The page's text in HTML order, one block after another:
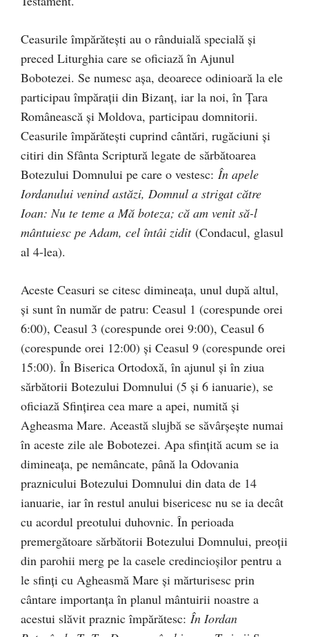
Ceasurile împărăteşti au o rânduială specială şi
preced Liturghia care se oficiază în Ajunul
Bobotezei. Se numesc aşa, deoarece odinioară la ele
participau împăraţii din Bizanţ, iar la noi, în Ţara
Românească şi Moldova, participau domnitorii.
Ceasurile împărăteşti cuprind cântări, rugăciuni și
citiri din Sfânta Scriptură legate de sărbătoarea
Botezului Domnului pe care o vestesc: În apele
Iordanului venind astăzi, Domnul a strigat către
Ioan: Nu te teme a Mă boteza; că am venit să-l
mântuiesc pe Adam, cel întâi zidit (Condacul, glasul
al 4-lea).
Aceste Ceasuri se citesc dimineaţa, unul după altul,
şi sunt în număr de patru: Ceasul 1 (corespunde orei
6:00), Ceasul 3 (corespunde orei 9:00), Ceasul 6
(corespunde orei 12:00) şi Ceasul 9 (corespunde orei
15:00). În Biserica Ortodoxă, în ajunul şi în ziua
sărbătorii Botezului Domnului (5 şi 6 ianuarie), se
oficiază Sfinţirea cea mare a apei, numită şi
Agheasma Mare. Această slujbă se săvârşeşte numai
în aceste zile ale Bobotezei. Apa sfinţită acum se ia
dimineaţa, pe nemâncate, până la Odovania
praznicului Botezului Domnului din data de 14
ianuarie, iar în restul anului bisericesc nu se ia decât
cu acordul preotului duhovnic. În perioada
premergătoare sărbătorii Botezului Domnului, preoţii
din parohii merg pe la casele credincioşilor pentru a
le sfinţi cu Agheasmă Mare şi mărturisesc prin
cântare importanţa în planul mântuirii noastre a
acestui slăvit praznic împărătesc: În Iordan